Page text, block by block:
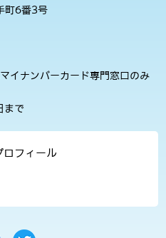
町6番3号
イナンバーカード専門窓口のみ
まで
ロフィール